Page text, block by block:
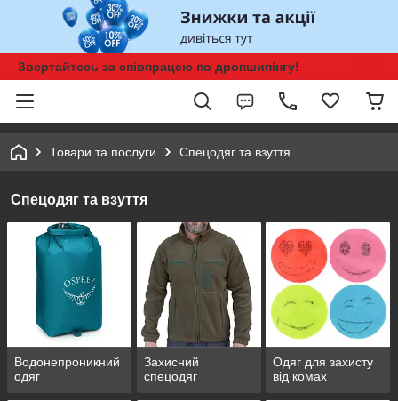
Звертайтесь за співпрацею по дропшипінгу!
Товари та послуги Спецодяг та взуття
Спецодяг та взуття
Водонепроникний
одяг
Захисний
спецодяг
Одяг для захисту
від комах